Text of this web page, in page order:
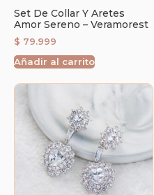
Set De Collar Y Aretes
Amor Sereno – Veramorest
$ 79.999
Añadir al carrito